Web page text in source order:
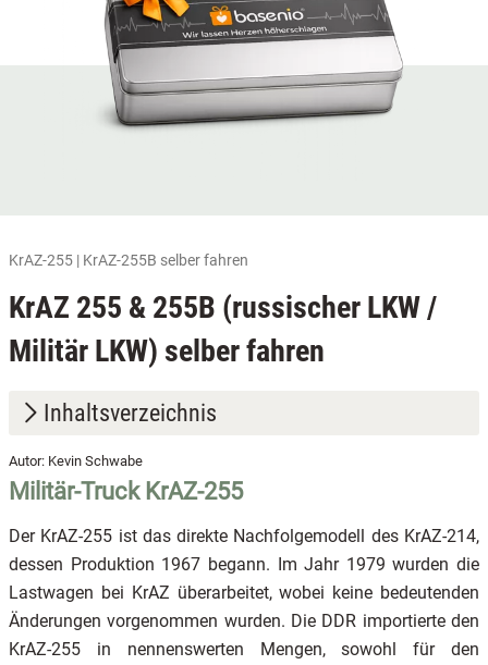
KrAZ-255 | KrAZ-255B selber fahren
KrAZ 255 & 255B (russischer LKW /
Militär LKW) selber fahren
Inhaltsverzeichnis
1. Militär-Truck KrAZ-255
3. Gutschein kaufen & Termin vereinbaren
Autor: Kevin Schwabe
Militär-Truck KrAZ-255
Der KrAZ-255 ist das direkte Nachfolgemodell des KrAZ-214,
dessen Produktion 1967 begann. Im Jahr 1979 wurden die
Lastwagen bei KrAZ überarbeitet, wobei keine bedeutenden
Änderungen vorgenommen wurden. Die DDR importierte den
KrAZ-255 in nennenswerten Mengen, sowohl für den